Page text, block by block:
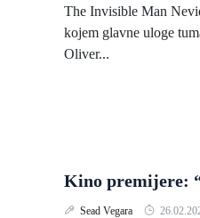
The Invisible Man
kojem glavne uloge
Oliver...
Kino premijere:
Sead Vegara